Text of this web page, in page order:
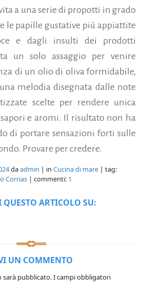
a una serie di propotti in grado
le papille gustative più appiattite
e dagli insulti dei prodotti
un solo assaggio per venire
di un olio di oliva formidabile,
melodia disegnata dalle note
scelte per rendere unica
e aromi. Il risultato non ha
di portare sensazioni forti sulle
Provare per credere.
daadmin | in Cucina di mare | tag:
Corrias | commenti: 1
ARTICOLO SU:
UN COMMENTO
sarà pubblicato.I campi obbligatori